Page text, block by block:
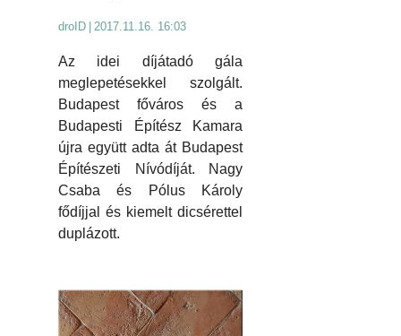
droID | 2017.11.16. 16:03
Az idei díjátadó gála
meglepetésekkel szolgált.
Budapest főváros és a
Budapesti Építész Kamara
újra együtt adta át Budapest
Építészeti Nívódíját. Nagy
Csaba és Pólus Károly
fődíjjal és kiemelt dicsérettel
duplázott.